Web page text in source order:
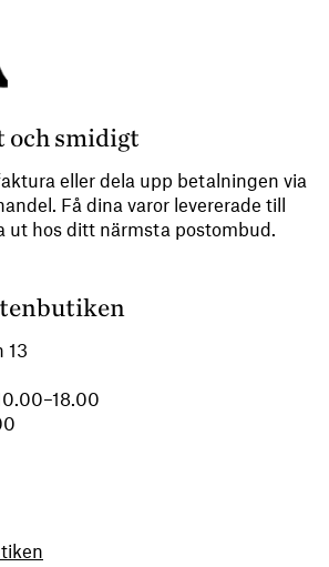
och smidigt
eller dela upp betalningen via
Få dina varor levererade till
ut hos ditt närmsta postombud.
13